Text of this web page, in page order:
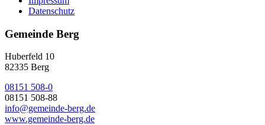
Datenschutz
Gemeinde Berg
Huberfeld 10
82335 Berg
08151 508-0
08151 508-88
info@gemeinde-berg.de
www.gemeinde-berg.de